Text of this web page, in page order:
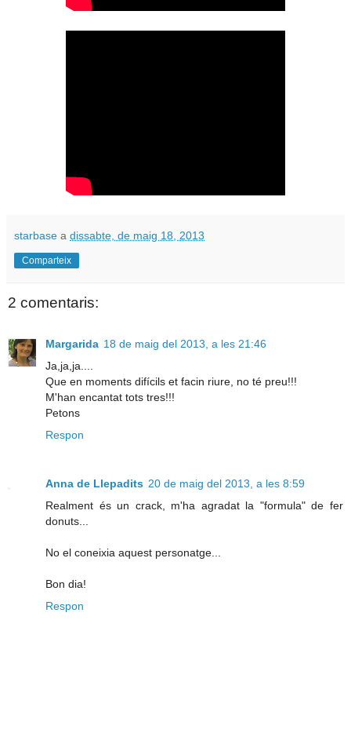
starbase a dissabte, de maig 18, 2013
Comparteix
2 comentaris:
Margarida 18 de maig del 2013, a les 21:46
Ja,ja,ja....
Que en moments difícils et facin riure, no té preu!!!
M'han encantat tots tres!!!
Petons
Respon
Anna de Llepadits 20 de maig del 2013, a les 8:59
Realment és un crack, m'ha agradat la "formula" de fer
donuts...
No el coneixia aquest personatge...
Bon dia!
Respon